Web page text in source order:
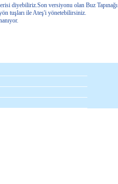
diyebiliriz.Son versiyonu olan Buz Tapınağı
tuşları ile Ateş'i yönetebilirsiniz.